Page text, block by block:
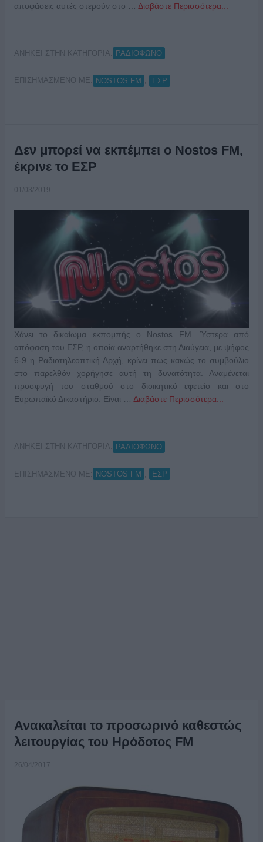
αποφάσεις αυτές στερούν στο … Διαβάστε Περισσότερα...
ΑΝΗΚΕΙ ΣΤΗΝ ΚΑΤΗΓΟΡΙΑ: ΡΑΔΙΟΦΩΝΟ
ΕΠΙΣΗΜΑΣΜΕΝΟ ΜΕ: NOSTOS FM ΕΣΡ
Δεν μπορεί να εκπέμπει ο Nostos FM,
έκρινε το ΕΣΡ
01/03/2019
Χάνει το δικαίωμα εκπομπής ο Nostos FΜ. Ύστερα από
απόφαση του ΕΣΡ, η οποία αναρτήθηκε στη Διαύγεια, με ψήφος
6-9 η Ραδιοτηλεοπτική Αρχή, κρίνει πως κακώς το συμβούλιο
στο παρελθόν χορήγησε αυτή τη δυνατότητα. Αναμένεται
προσφυγή του σταθμού στο διοικητικό εφετείο και στο
Ευρωπαϊκό Δικαστήριο. Είναι … Διαβάστε Περισσότερα...
ΑΝΗΚΕΙ ΣΤΗΝ ΚΑΤΗΓΟΡΙΑ: ΡΑΔΙΟΦΩΝΟ
ΕΠΙΣΗΜΑΣΜΕΝΟ ΜΕ: NOSTOS FM ΕΣΡ
Ανακαλείται το προσωρινό καθεστώς
λειτουργίας του Ηρόδοτος FM
26/04/2017